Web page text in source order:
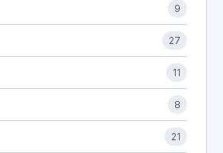
9
27
11
8
21